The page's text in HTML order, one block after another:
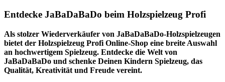
Entdecke JaBaDaBaDo beim Holzspielzeug Profi
Als stolzer Wiederverkäufer von JaBaDaBaDo-Holzspielzeugen
bietet der Holzspielzeug Profi Online-Shop eine breite Auswahl
an hochwertigem Spielzeug. Entdecke die Welt von
JaBaDaBaDo und schenke Deinen Kindern Spielzeug, das
Qualität, Kreativität und Freude vereint.